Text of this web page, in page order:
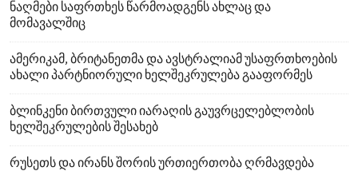
ნაღმები საფრთხეს წარმოადგენს ახლაც და
მომავალშიც
ამერიკამ, ბრიტანეთმა და ავსტრალიამ უსაფრთხოების
ახალი პარტნიორული ხელშეკრულება გააფორმეს
ბლინკენი ბირთვული იარაღის გაუვრცელებლობის
ხელშეკრულების შესახებ
რუსეთს და ირანს შორის ურთიერთობა ღრმავდება